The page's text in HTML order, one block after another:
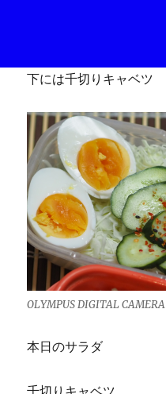
下には千切りキャベツ
OLYMPUS DIGITAL CAMERA
本日のサラダ